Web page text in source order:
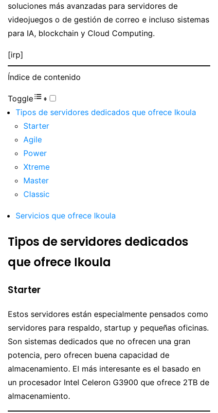
soluciones más avanzadas para servidores de
videojuegos o de gestión de correo e incluso sistemas
para IA, blockchain y Cloud Computing.
[irp]
Índice de contenido
Toggle
Tipos de servidores dedicados que ofrece Ikoula
Starter
Agile
Power
Xtreme
Master
Classic
Servicios que ofrece Ikoula
Tipos de servidores dedicados
que ofrece Ikoula
Starter
Estos servidores están especialmente pensados como
servidores para respaldo, startup y pequeñas oficinas.
Son sistemas dedicados que no ofrecen una gran
potencia, pero ofrecen buena capacidad de
almacenamiento. El más interesante es el basado en
un procesador Intel Celeron G3900 que ofrece 2TB de
almacenamiento.